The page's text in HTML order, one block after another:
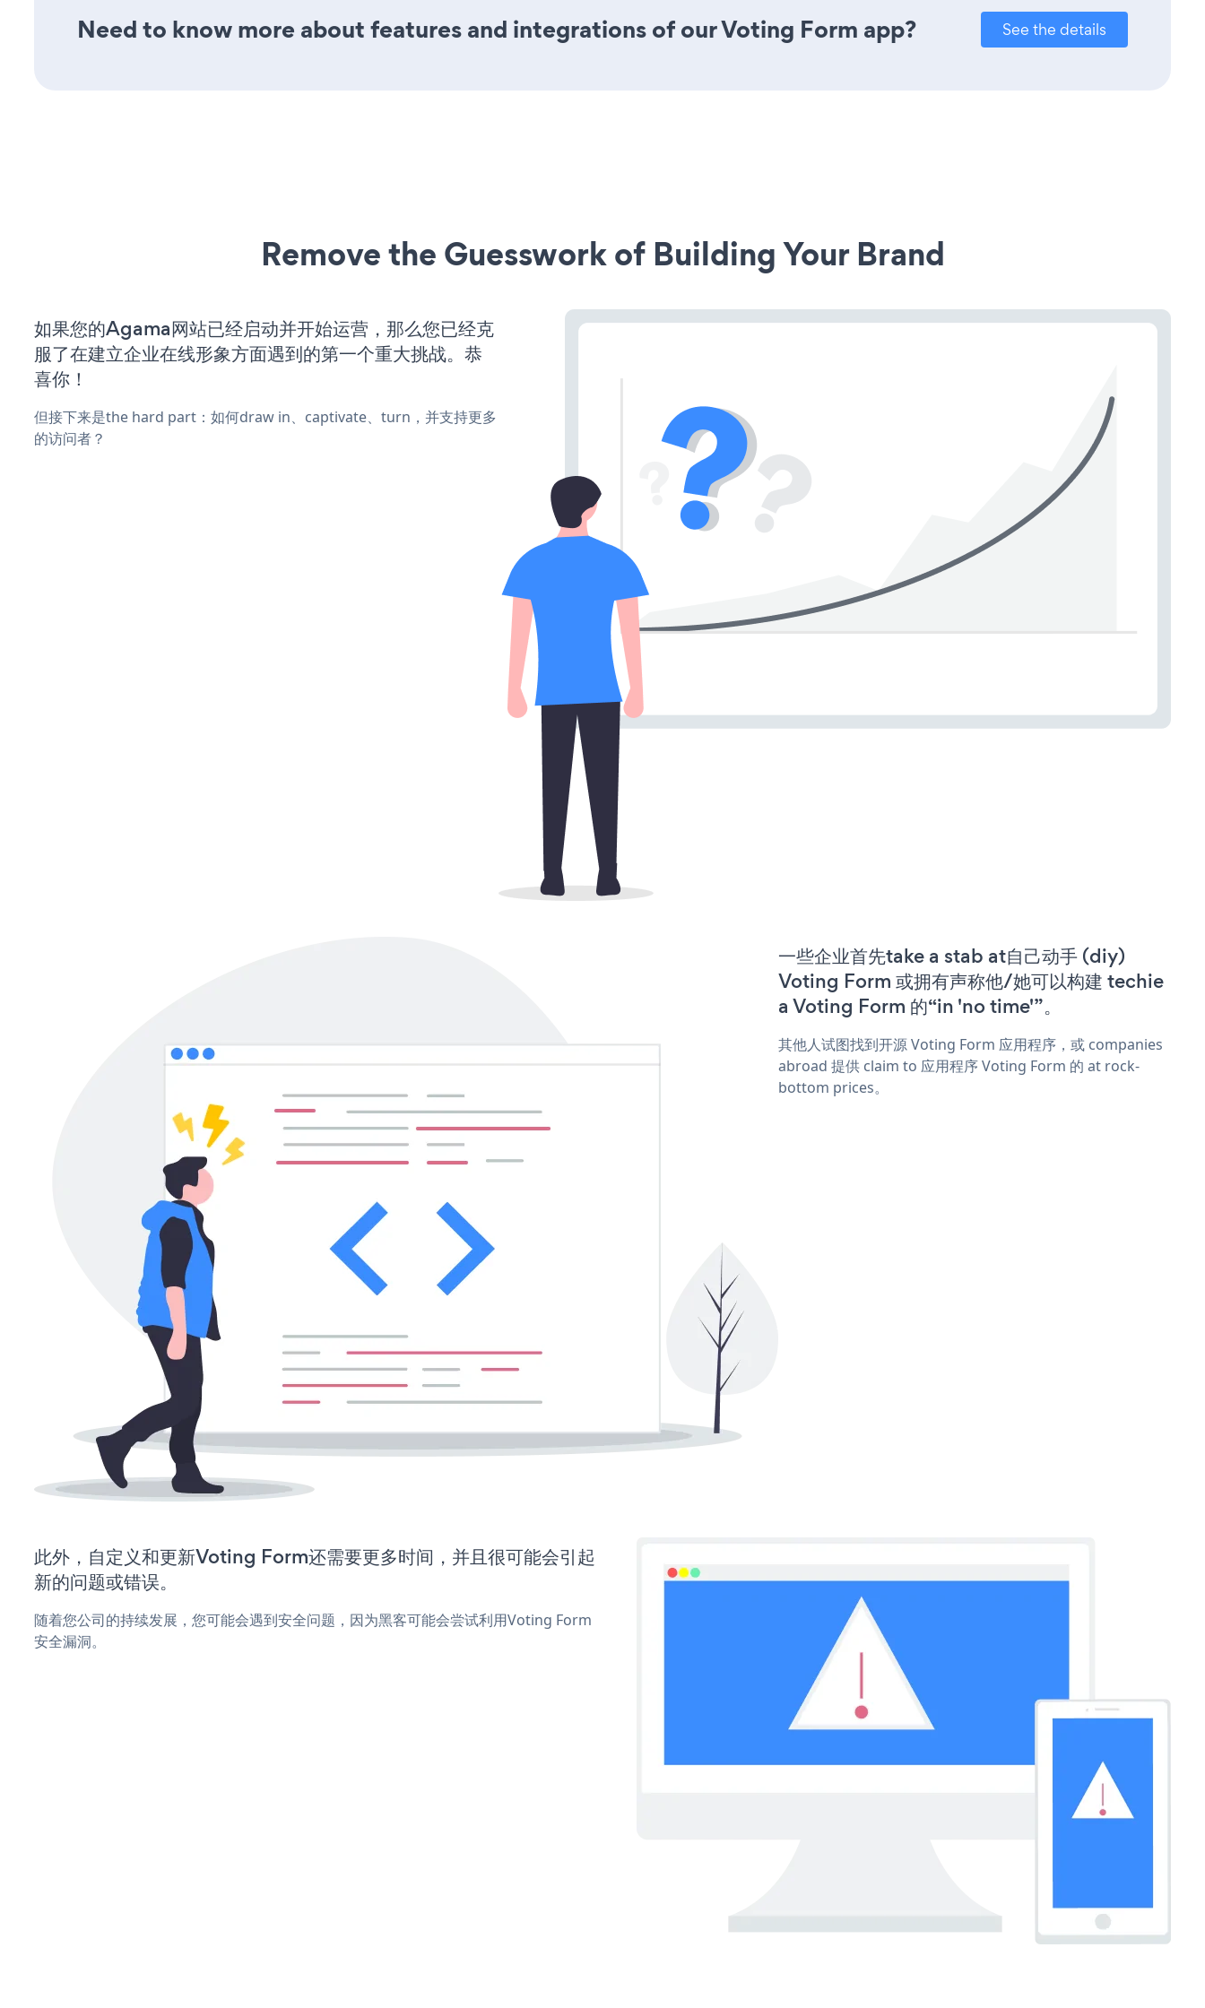
Need to know more about features and integrations of our Voting Form app? See the details
Remove the Guesswork of Building Your Brand
如果您的Agama网站已经启动并开始运营，那么您已经克
服了在建立企业在线形象方面遇到的第一个重大挑战。恭
喜你！
但接下来是the hard part：如何draw in、captivate、turn，并支持更多
的访问者？
一些企业首先take a stab at自己动手 (diy)
Voting Form 或拥有声称他/她可以构建 techie
a Voting Form 的“in 'no time'”。
其他人试图找到开源 Voting Form 应用程序，或 companies
abroad 提供 claim to 应用程序 Voting Form 的 at rock-
bottom prices。
此外，自定义和更新Voting Form还需要更多时间，并且很可能会引起
新的问题或错误。
随着您公司的持续发展，您可能会遇到安全问题，因为黑客可能会尝试利用Voting Form
安全漏洞。